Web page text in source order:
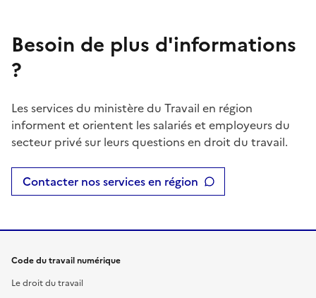
Besoin de plus d'informations
?
Les services du ministère du Travail en région
informent et orientent les salariés et employeurs du
secteur privé sur leurs questions en droit du travail.
Contacter nos services en région
Code du travail numérique
Le droit du travail